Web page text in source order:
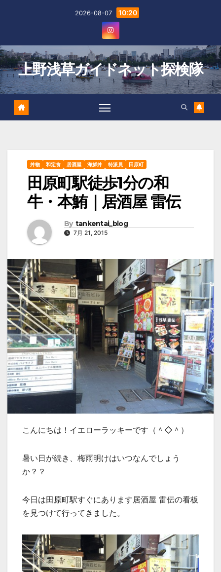
2026-08-07 10:20
上野浅草ガイドネット探検隊
丼物 和定食 居酒屋 海鮮丼 特派員 田原町
田原町駅徒歩1分の和
牛・本鮪｜居酒屋 雷伝
By tankentai_blog
7月 21, 2015
こんにちは！イエローラッキーです（＾◇＾）
暑い日が続き、梅雨明けはいつなんでしょう
か？？
今日は田原町駅すぐにあります居酒屋 雷伝の看板
を見つけて行ってきました。